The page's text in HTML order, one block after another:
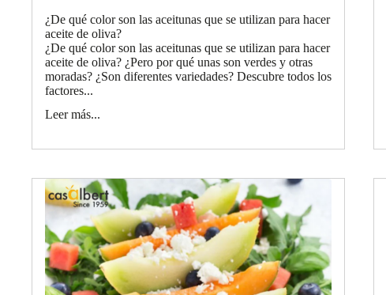
¿De qué color son las aceitunas que se utilizan para hacer
aceite de oliva?
¿De qué color son las aceitunas que se utilizan para hacer
aceite de oliva? ¿Pero por qué unas son verdes y otras
moradas? ¿Son diferentes variedades? Descubre todos los
factores...
Leer más...